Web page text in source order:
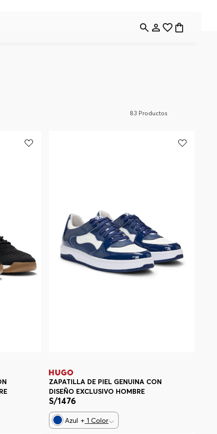
83 Productos
ZAPATILLA DE PIEL GENUINA CON
DISEÑO EXCLUSIVO HOMBRE
S/1476
Azul + 1 Color